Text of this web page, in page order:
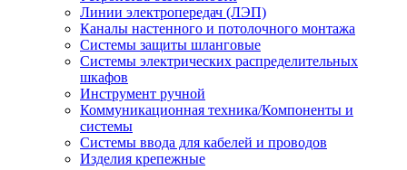
Линии электропередач (ЛЭП)
Каналы настенного и потолочного монтажа
Системы защиты шланговые
Системы электрических распределительных
шкафов
Инструмент ручной
Коммуникационная техника/Компоненты и
системы
Системы ввода для кабелей и проводов
Изделия крепежные